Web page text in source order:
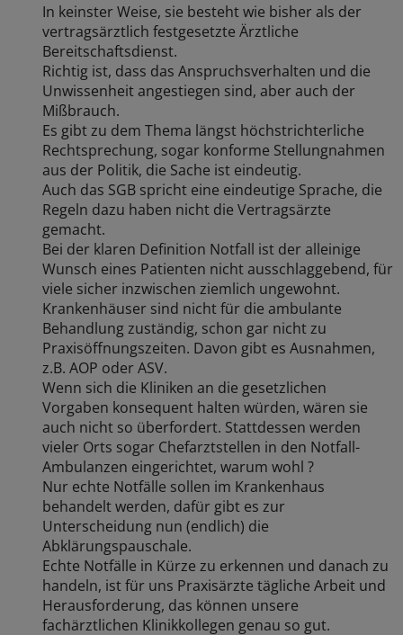
In keinster Weise, sie besteht wie bisher als der
vertragsärztlich festgesetzte Ärztliche
Bereitschaftsdienst.
Richtig ist, dass das Anspruchsverhalten und die
Unwissenheit angestiegen sind, aber auch der
Mißbrauch.
Es gibt zu dem Thema längst höchstrichterliche
Rechtsprechung, sogar konforme Stellungnahmen
aus der Politik, die Sache ist eindeutig.
Auch das SGB spricht eine eindeutige Sprache, die
Regeln dazu haben nicht die Vertragsärzte
gemacht.
Bei der klaren Definition Notfall ist der alleinige
Wunsch eines Patienten nicht ausschlaggebend, für
viele sicher inzwischen ziemlich ungewohnt.
Krankenhäuser sind nicht für die ambulante
Behandlung zuständig, schon gar nicht zu
Praxisöffnungszeiten. Davon gibt es Ausnahmen,
z.B. AOP oder ASV.
Wenn sich die Kliniken an die gesetzlichen
Vorgaben konsequent halten würden, wären sie
auch nicht so überfordert. Stattdessen werden
vieler Orts sogar Chefarztstellen in den Notfall-
Ambulanzen eingerichtet, warum wohl ?
Nur echte Notfälle sollen im Krankenhaus
behandelt werden, dafür gibt es zur
Unterscheidung nun (endlich) die
Abklärungspauschale.
Echte Notfälle in Kürze zu erkennen und danach zu
handeln, ist für uns Praxisärzte tägliche Arbeit und
Herausforderung, das können unsere
fachärztlichen Klinikkollegen genau so gut.